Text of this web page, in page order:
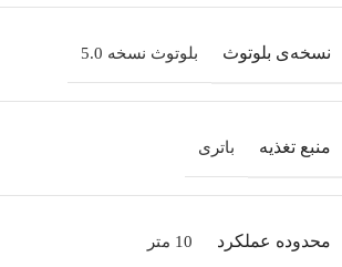
نسخه‌ی بلوتوث بلوتوث نسخه 5.0
منبع تغذیه باتری
محدوده عملکرد 10 متر